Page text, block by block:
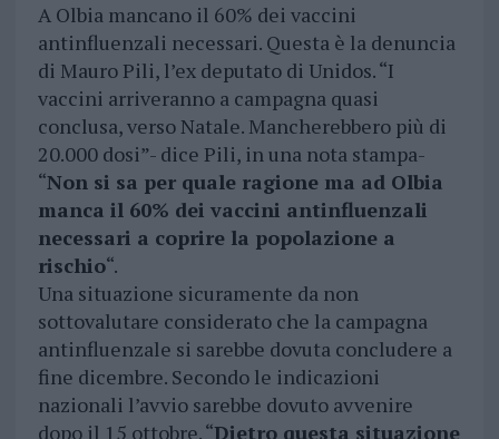
A Olbia mancano il 60% dei vaccini
antinfluenzali necessari. Questa è la denuncia
di Mauro Pili, l’ex deputato di Unidos. “I
vaccini arriveranno a campagna quasi
conclusa, verso Natale. Mancherebbero più di
20.000 dosi”- dice Pili, in una nota stampa-
“Non si sa per quale ragione ma ad Olbia
manca il 60% dei vaccini antinfluenzali
necessari a coprire la popolazione a
rischio“.
Una situazione sicuramente da non
sottovalutare considerato che la campagna
antinfluenzale si sarebbe dovuta concludere a
fine dicembre. Secondo le indicazioni
nazionali l’avvio sarebbe dovuto avvenire
dopo il 15 ottobre. “Dietro questa situazione